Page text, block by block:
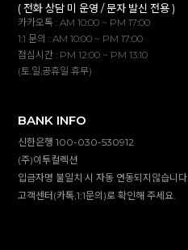
( 전화 상담 미 운영 / 문자 발신 전용 )
카카오톡 : AM 10:00 ~ PM 17:00
1:1 문의 : AM 10:00 ~ PM 17:00
점심시간 : PM 12:00 ~ PM 13:10
(토,일,공휴일 휴무)
BANK INFO
신한은행 100-030-530912
(주)이투컬렉션
입금자명 불일치 시 자동 연동되지않습니다.
고객센터(카톡,1:1문의)로 확인해 주세요.